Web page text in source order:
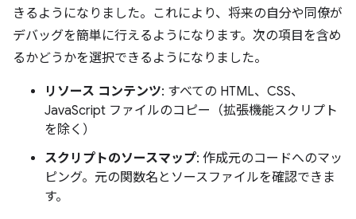
きるようになりました。これにより、将来の自分や同僚が
デバッグを簡単に行えるようになります。次の項目を含め
るかどうかを選択できるようになりました。
リソース コンテンツ: すべての HTML、CSS、
JavaScript ファイルのコピー（拡張機能スクリプト
を除く）
スクリプトのソースマップ: 作成元のコードへのマッ
ピング。元の関数名とソースファイルを確認できま
す。